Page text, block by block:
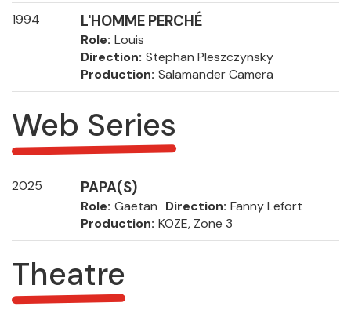
1994 L'HOMME PERCHÉ
Role Louis
Direction Stephan Pleszczynsky
Production Salamander Camera
Web Series
2025 PAPA(S)
Role Gaëtan Direction Fanny Lefort
Production KOZE, Zone 3
Theatre